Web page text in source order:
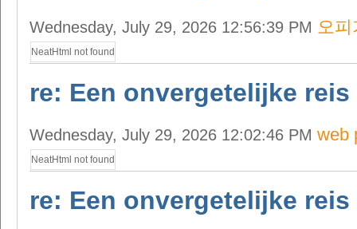
Wednesday, July 29, 2026 12:56:39 PM 오피
NeatHtml not found
re: Een onvergetelijke reis
Wednesday, July 29, 2026 12:02:46 PM web
NeatHtml not found
re: Een onvergetelijke reis